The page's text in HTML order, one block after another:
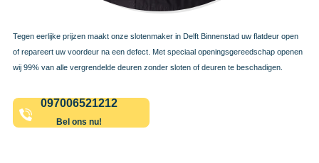
Tegen eerlijke prijzen maakt onze slotenmaker in Delft Binnenstad uw flatdeur open
of repareert uw voordeur na een defect. Met speciaal openingsgereedschap openen
wij 99% van alle vergrendelde deuren zonder sloten of deuren te beschadigen.
097006521212
Bel ons nu!